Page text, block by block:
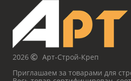
2026
Арт-Строй-Креп
Приглашаем за товарами для